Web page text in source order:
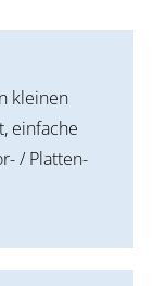
kleinen
einfache
/ Platten-